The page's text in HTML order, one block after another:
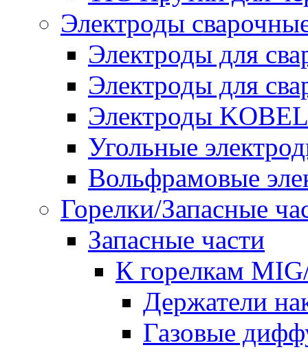
Электроды
Электроды для
Электроды для
Электроды
Угольные
Вольфрамовые
Горелки/Запасные
Запасные части
К горелкам
Держатели
Газовые